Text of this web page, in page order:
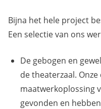
Bijna het hele project
Een selectie van ons
De gebogen en
de theaterzaal.
maatwerkoplossing
gevonden en